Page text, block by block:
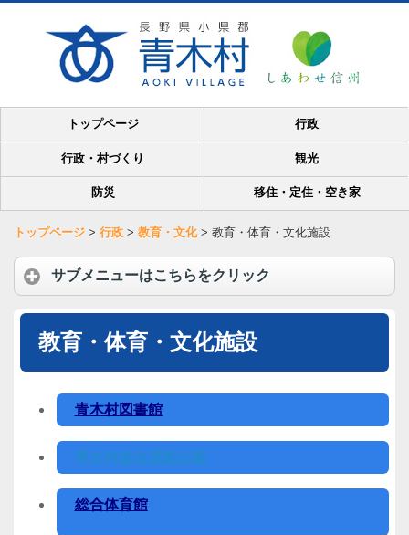
トップページ 行政
行政・村づくり 観光
防災 移住・定住・空き家
トップページ > 行政 > 教育・文化> 教育・体育・文化施設
サブメニューはこちらをクリック
教育・体育・文化施設
青木村図書館
青木村総合運動公園
総合体育館